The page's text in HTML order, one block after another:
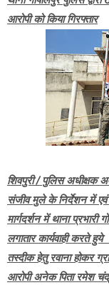
आरोपी को किया गिरफ्तार
शिवपुरी / पुलिस अधीक्षक
संजीव मुले के निर्देशन में
मार्गदर्शन में थाना प्रभारी
लगातार कार्यवाही करते
तस्दीक हेतु रवाना होकर
आरोपी अनेक पिता रमेश